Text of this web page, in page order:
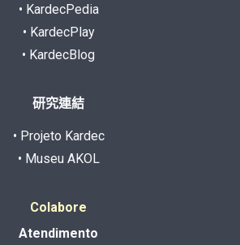
• KardecPedia
• KardecPlay
• KardecBlog
研究連結
• Projeto Kardec
• Museu AKOL
Colabore
Atendimento